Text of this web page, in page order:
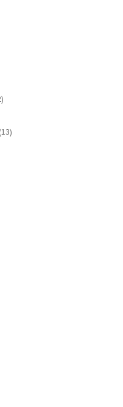
productos
13productos